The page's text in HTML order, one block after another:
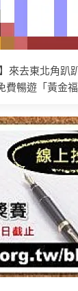
】來去東北角趴
費暢遊「黃金